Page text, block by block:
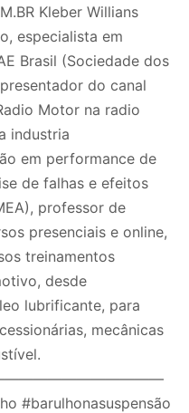
Kleber Willians
especialista em
Brasil (Sociedade dos
do canal
Motor na radio
industria
em performance de
de falhas e efeitos
professor de
presenciais e online,
treinamentos
desde
lubrificante, para
mecânicas
#barulhonasuspensão